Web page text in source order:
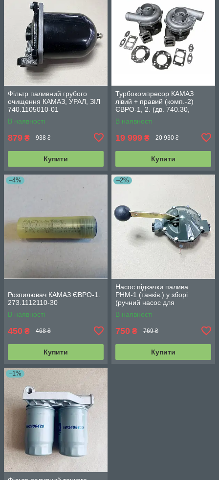
Фільтр паливний грубого
очищення КАМАЗ, УРАЛ, ЗІЛ
740.1105010-01
В наявності
879 ₴ 938 ₴
Купити
Турбокомпресор КАМАЗ
лівий + правий (комп.-2)
ЄВРО-1, 2. (дв. 740.30,
740.31, 740.50, 740.51) К27-
145-02/01
В наявності
19 999 ₴ 20 930 ₴
Купити
–4%
Розпилювач КАМАЗ ЄВРО-1.
273.1112110-30
В наявності
450 ₴ 468 ₴
Купити
–2%
Насос підкачки палива
РНМ-1 (танків.) у зборі
(ручний насос для
перекачування) 740-1100000
В наявності
750 ₴ 769 ₴
Купити
–1%